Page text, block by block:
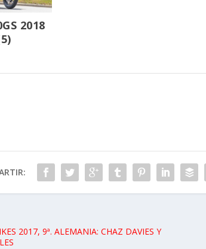
2018
2017, 9ª. ALEMANIA: CHAZ DAVIES Y